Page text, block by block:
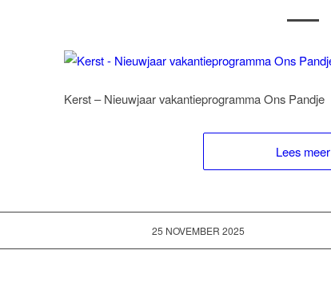
Kerst – Nieuwjaar vakantieprogramma Ons Pandje
Lees meer
25 NOVEMBER 2025